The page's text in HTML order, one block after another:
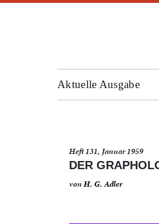
Aktuelle Ausgabe
Heft 131, Januar 1959
DER
vonH. G. Adler